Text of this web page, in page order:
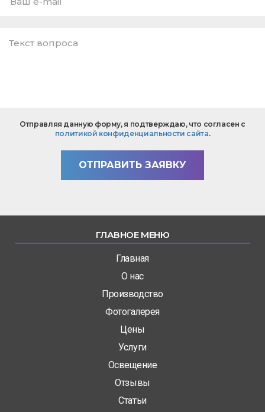
mail
вопроса
Отправляя данную форму, я подтверждаю, что согласен с
политикой конфиденциальности сайта.
ОТПРАВИТЬ ЗАЯВКУ
ГЛАВНОЕ МЕНЮ
Главная
О нас
Производство
Фотогалерея
Цены
Услуги
Освещение
Отзывы
Статьи